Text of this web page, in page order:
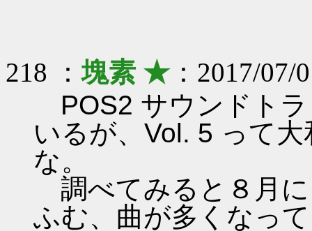
218 ：塊素 ★：2017/07/
POS2 サウンドトラ
いるが、Vol. 5 って
な。
調べてみると８月
ふむ、曲が多くなっ